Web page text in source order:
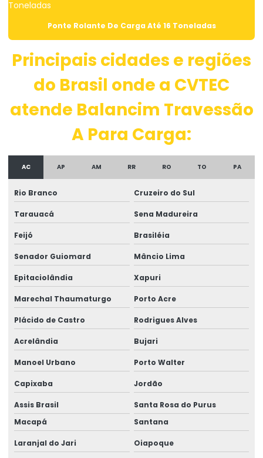
Carros De Transferência Para Movimentação De Cargas
Carros De Transferência Para Transporte De Materiais Em
Catraca Móvel Para Cinta De Reboque
Catraca Móvel Para Fita De Elevação
Cinta De Reboque E Amarração
Cinta De Reboque Para Transportes
Cinta Marine Sling Para Sacaria
Cintas De Amarração Para Indústria
Cintas De Elevação
Compra De Semipórtico Rolante No Acre
Compra De Talhas Elétricas Em Tocantins
Consultoria Em Projetos Elétricos No Pará
Contrato Manutenção Preventiva Em Ponte Rolante
Controlador De Carga Integrado
Controle Remoto Alpha 6000 Preço
Controle Remoto Industrial
Controle Remoto Para Indústrias Na Amazônia
Ponte Rolante De Carga Até 16 Toneladas
Principais cidades e regiões
do Brasil onde a CVTEC
atende Balancim Travessão
A Para Carga:
AC AP AM RR RO TO PA
Rio Branco Cruzeiro do Sul
Tarauacá Sena Madureira
Feijó Brasiléia
Senador Guiomard Mâncio Lima
Epitaciolândia Xapuri
Marechal Thaumaturgo Porto Acre
Plácido de Castro Rodrigues Alves
Acrelândia Bujari
Manoel Urbano Porto Walter
Capixaba Jordão
Assis Brasil
Santa Rosa do Purus
Macapá
Santana
Laranjal do Jari Oiapoque